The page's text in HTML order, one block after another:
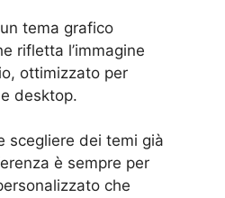
tema grafico
rifletta l’immagine
ottimizzato per
desktop.
scegliere dei temi già
è sempre per
che